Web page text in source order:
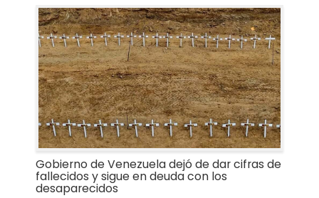
Gobierno de Venezuela dejó de dar cifras de
fallecidos y sigue en deuda con los
desaparecidos